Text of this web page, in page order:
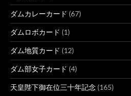
ダムカレーカード (67)
ダムロボカード (1)
ダム地質カード (12)
ダム部女子カード (4)
天皇陛下御在位三十年記念 (165)